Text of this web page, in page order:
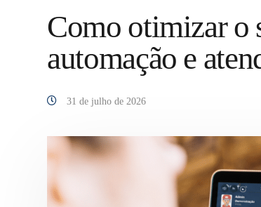
Como otimizar o
automação e
31 de julho de 2026